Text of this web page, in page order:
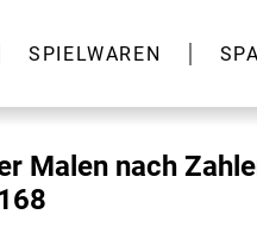
SPIELWAREN
Malen nach